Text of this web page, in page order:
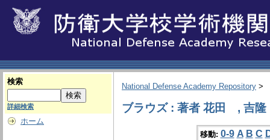
検索
詳細検索
ホーム
National Defense Academy Repository >
ブラウズ : 著者 花田 , 吉隆
移動: 0-9 A B C